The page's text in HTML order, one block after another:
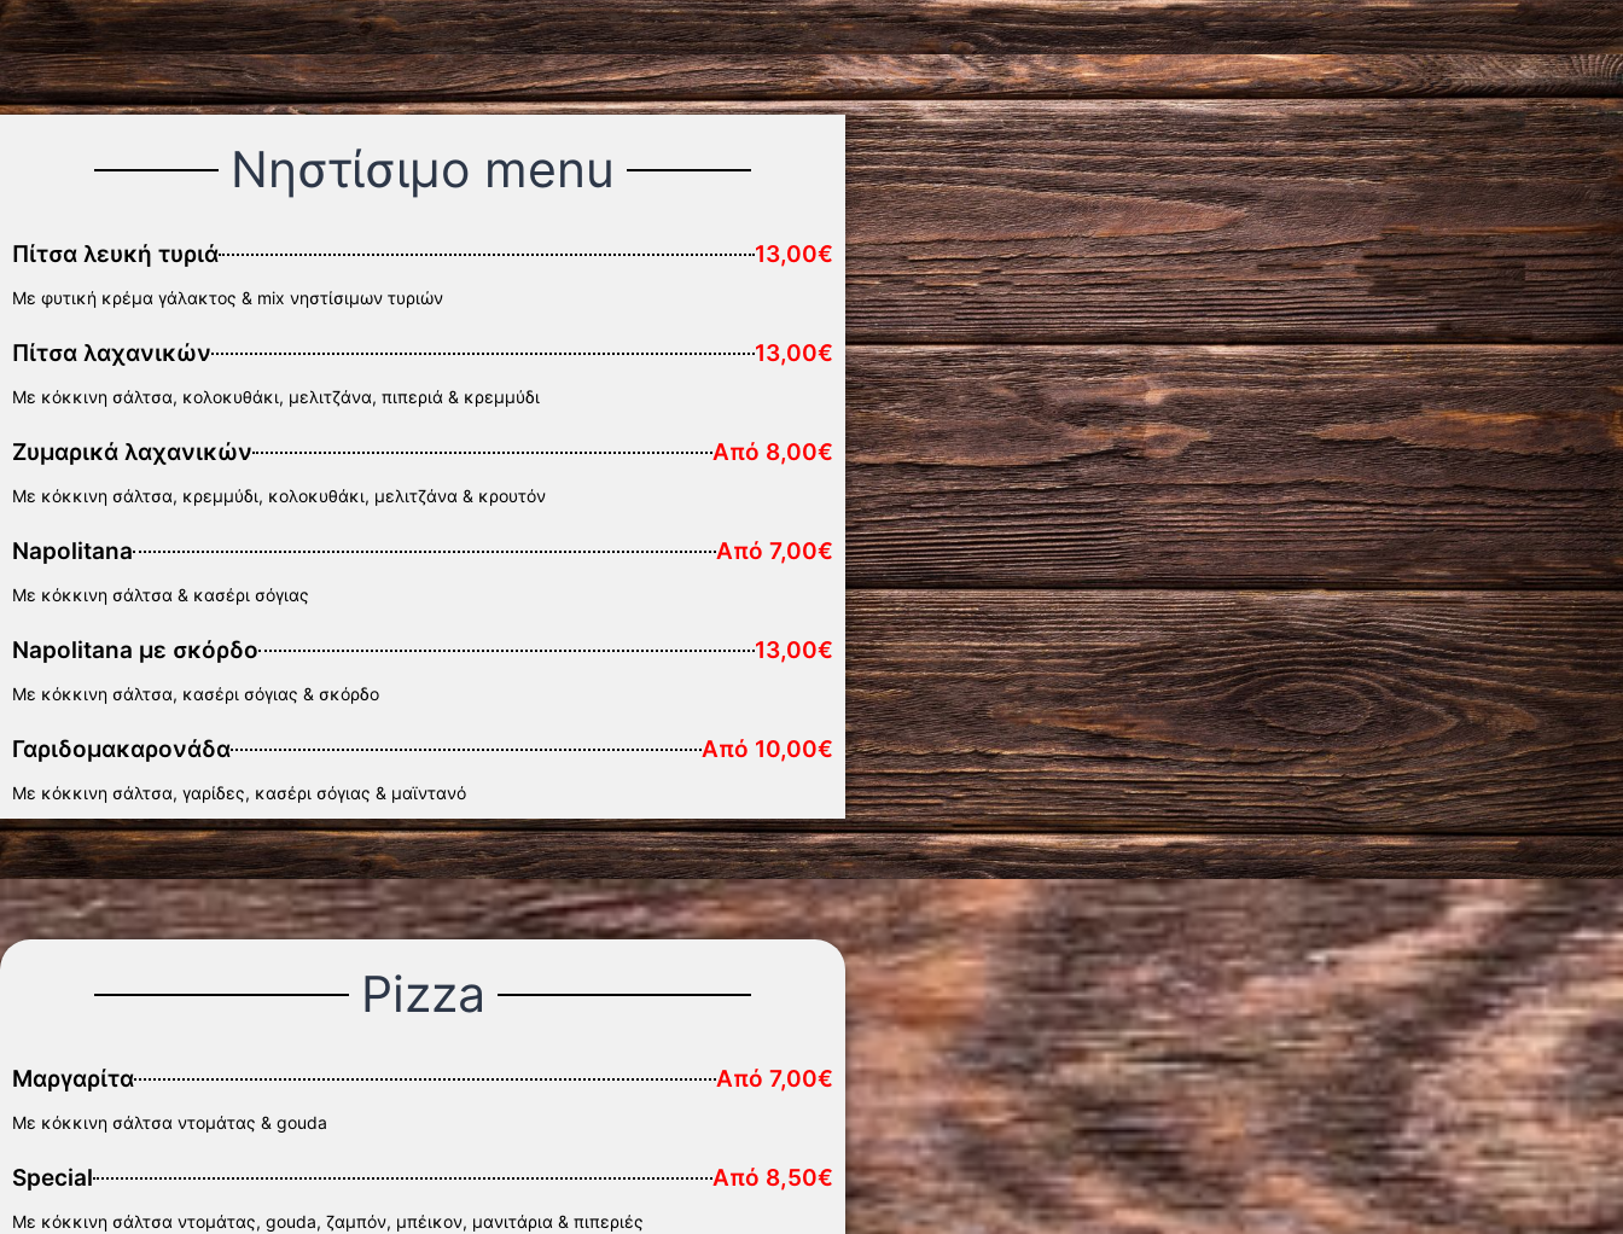
Νηστίσιμο menu
Πίτσα λευκή τυριά 13,00€
Με φυτική κρέμα γάλακτος & mix νηστίσιμων τυριών
Πίτσα λαχανικών 13,00€
Με κόκκινη σάλτσα, κολοκυθάκι, μελιτζάνα, πιπεριά & κρεμμύδι
Ζυμαρικά λαχανικών Από 8,00€
Με κόκκινη σάλτσα, κρεμμύδι, κολοκυθάκι, μελιτζάνα & κρουτόν
Napolitana Από 7,00€
Με κόκκινη σάλτσα & κασέρι σόγιας
Napolitana με σκόρδο 13,00€
Με κόκκινη σάλτσα, κασέρι σόγιας & σκόρδο
Γαριδομακαρονάδα Από 10,00€
Με κόκκινη σάλτσα, γαρίδες, κασέρι σόγιας & μαϊντανό
Pizza
Μαργαρίτα Από 7,00€
Με κόκκινη σάλτσα ντομάτας & gouda
Special Από 8,50€
Με κόκκινη σάλτσα ντομάτας, gouda, ζαμπόν, μπέικον, μανιτάρια & πιπεριές